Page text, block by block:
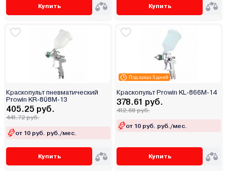
Купить Купить
Краскопульт пневматический
Prowin KR-808M-13
405.25 руб.
441.72 руб.
от 10 руб. руб./мес.
Купить
Под заказ 5 дней
Краскопульт Prowin KL-866M-14
378.61 руб.
412.68 руб.
от 10 руб. руб./мес.
Купить